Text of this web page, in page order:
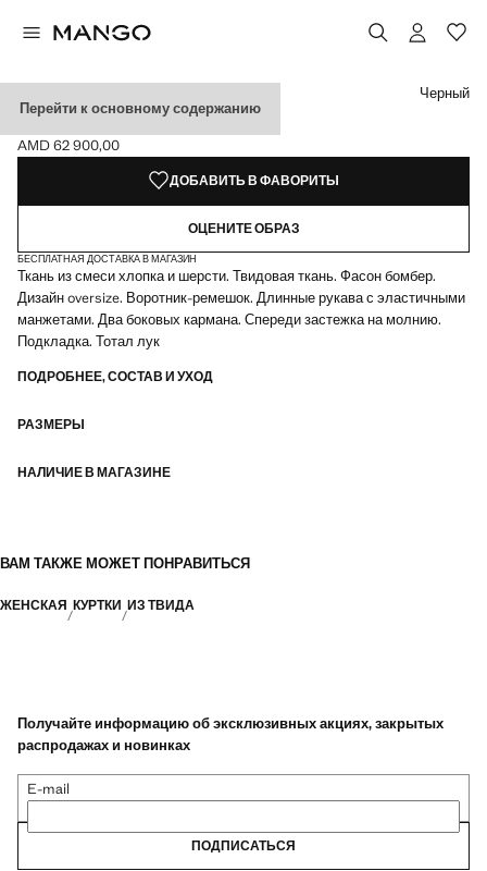
Перейти к основному содержанию
КУРТКА-БОМБЕР ИЗ ТВИДА
Текущая цена [AMD 62 900,00 ]
AMD 62 900,00
Выберите цвет
Выбранный цвет: Черный
Черный
ДОБАВИТЬ В ФАВОРИТЫ
ОЦЕНИТЕ ОБРАЗ
БЕСПЛАТНАЯ ДОСТАВКА В МАГАЗИН
Ткань из смеси хлопка и шерсти. Твидовая ткань. Фасон бомбер.
Дизайн oversize. Воротник-ремешок. Длинные рукава с эластичными
манжетами. Два боковых кармана. Спереди застежка на молнию.
Подкладка. Тотал лук
ПОДРОБНЕЕ, СОСТАВ И УХОД
РАЗМЕРЫ
НАЛИЧИЕ В МАГАЗИНЕ
ВАМ ТАКЖЕ МОЖЕТ ПОНРАВИТЬСЯ
ЖЕНСКАЯ КУРТКИ ИЗ ТВИДА
Получайте информацию об эксклюзивных акциях, закрытых
распродажах и новинках
E-mail
ПОДПИСАТЬСЯ